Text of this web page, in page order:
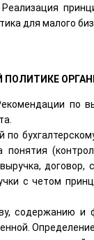
для малого
ПОЛИТИКЕ
по
по
договор,
с четом
содержанию